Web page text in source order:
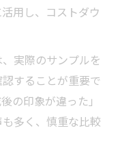
用し、コストダウ
実際のサンプルを
することが重要で
の印象が違った」
多く、慎重な比較